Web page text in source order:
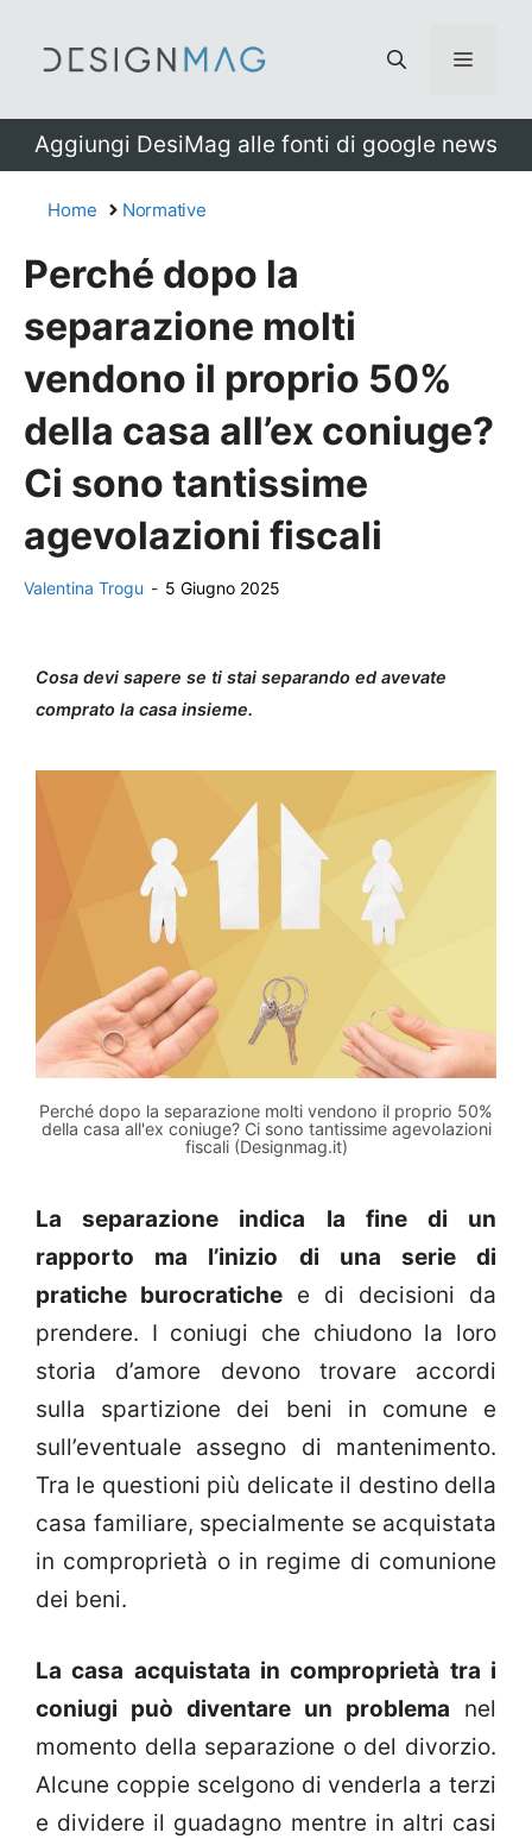
Menu
Aggiungi DesiMag alle fonti di google news
Home Normative
Perché dopo la
separazione molti
vendono il proprio 50%
della casa all’ex coniuge?
Ci sono tantissime
agevolazioni fiscali
Valentina Trogu - 5 Giugno 2025
Cosa devi sapere se ti stai separando ed avevate
comprato la casa insieme.
Perché dopo la separazione molti vendono il proprio 50%
della casa all'ex coniuge? Ci sono tantissime agevolazioni
fiscali (Designmag.it)
La separazione indica la fine di un
rapporto ma l’inizio di una serie di
pratiche burocratiche e di decisioni da
prendere. I coniugi che chiudono la loro
storia d’amore devono trovare accordi
sulla spartizione dei beni in comune e
sull’eventuale assegno di mantenimento.
Tra le questioni più delicate il destino della
casa familiare, specialmente se acquistata
in comproprietà o in regime di comunione
dei beni.
La casa acquistata in comproprietà tra i
coniugi può diventare un problema nel
momento della separazione o del divorzio.
Alcune coppie scelgono di venderla a terzi
e dividere il guadagno mentre in altri casi